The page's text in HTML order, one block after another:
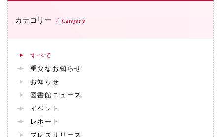
カテゴリー Category
すべて
重要なお知らせ
お知らせ
図書館ニュース
イベント
レポート
プレスリリース